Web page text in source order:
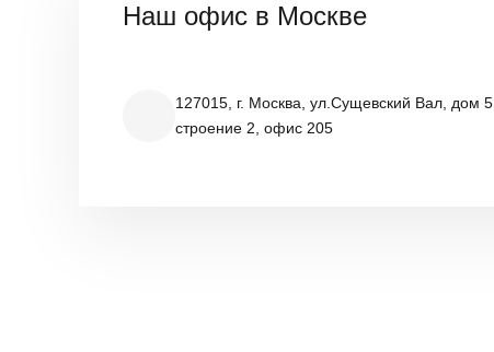
Наш офис в Москве
127015, г. Москва, ул.Сущевский Вал, дом 5,
строение 2, офис 205